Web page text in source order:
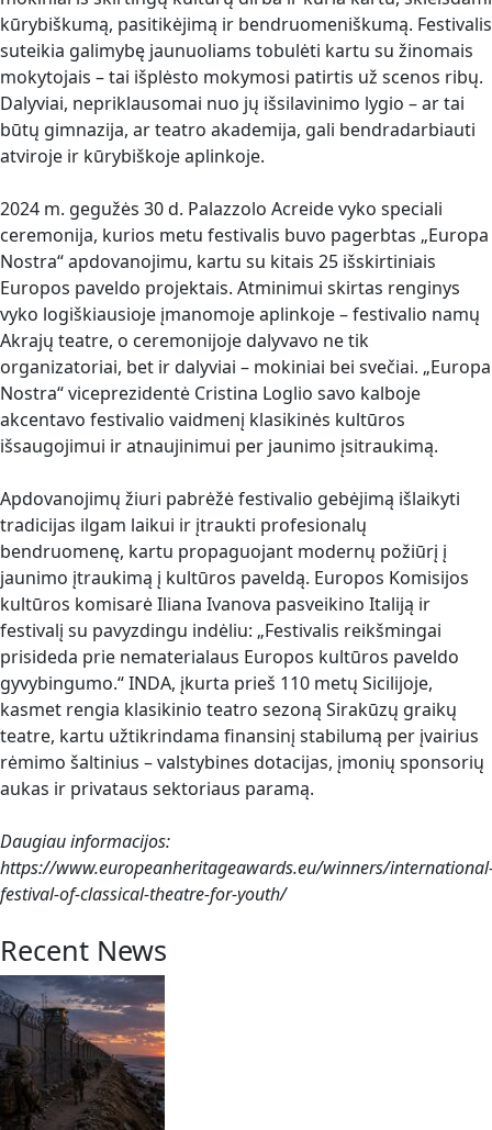
kūrybiškumą, pasitikėjimą ir bendruomeniškumą. Festivalis
suteikia galimybę jaunuoliams tobulėti kartu su žinomais
mokytojais – tai išplėsto mokymosi patirtis už scenos ribų.
Dalyviai, nepriklausomai nuo jų išsilavinimo lygio – ar tai
būtų gimnazija, ar teatro akademija, gali bendradarbiauti
atviroje ir kūrybiškoje aplinkoje.
2024 m. gegužės 30 d. Palazzolo Acreide vyko speciali
ceremonija, kurios metu festivalis buvo pagerbtas „Europa
Nostra“ apdovanojimu, kartu su kitais 25 išskirtiniais
Europos paveldo projektais. Atminimui skirtas renginys
vyko logiškiausioje įmanomoje aplinkoje – festivalio namų
Akrajų teatre, o ceremonijoje dalyvavo ne tik
organizatoriai, bet ir dalyviai – mokiniai bei svečiai. „Europa
Nostra“ viceprezidentė Cristina Loglio savo kalboje
akcentavo festivalio vaidmenį klasikinės kultūros
išsaugojimui ir atnaujinimui per jaunimo įsitraukimą.
Apdovanojimų žiuri pabrėžė festivalio gebėjimą išlaikyti
tradicijas ilgam laikui ir įtraukti profesionalų
bendruomenę, kartu propaguojant modernų požiūrį į
jaunimo įtraukimą į kultūros paveldą. Europos Komisijos
kultūros komisarė Iliana Ivanova pasveikino Italiją ir
festivalį su pavyzdingu indėliu: „Festivalis reikšmingai
prisideda prie nematerialaus Europos kultūros paveldo
gyvybingumo.“ INDA, įkurta prieš 110 metų Sicilijoje,
kasmet rengia klasikinio teatro sezoną Sirakūzų graikų
teatre, kartu užtikrindama finansinį stabilumą per įvairius
rėmimo šaltinius – valstybines dotacijas, įmonių sponsorių
aukas ir privataus sektoriaus paramą.
Daugiau informacijos:
https://www.europeanheritageawards.eu/winners/
festival-of-classical-theatre-for-youth/
Recent News